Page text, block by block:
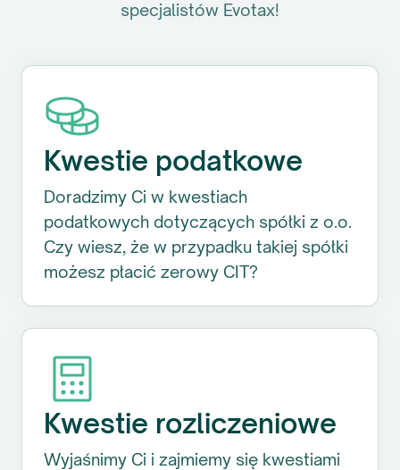
specjalistów Evotax!
Kwestie podatkowe
Doradzimy Ci w kwestiach
podatkowych dotyczących spółki z o.o.
Czy wiesz, że w przypadku takiej spółki
możesz płacić zerowy CIT?
Kwestie rozliczeniowe
Wyjaśnimy Ci i zajmiemy się kwestiami